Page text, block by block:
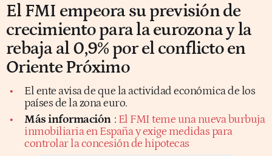
El FMI empeora su previsión de
crecimiento para la eurozona y la
rebaja al 0,9% por el conflicto en
Oriente Próximo
El ente avisa de que la actividad económica de los
países de la zona euro.
Más información : El FMI teme una nueva burbuja
inmobiliaria en España y exige medidas para
controlar la concesión de hipotecas